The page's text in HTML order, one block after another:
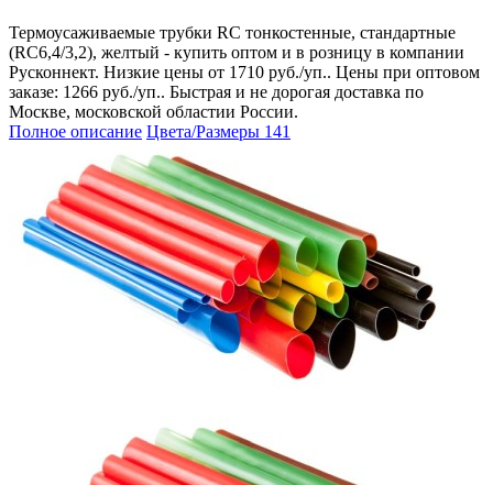
Термоусаживаемые трубки RC тонкостенные, стандартные
(RC6,4/3,2), желтый - купить оптом и в розницу в компании
Русконнект. Низкие цены от 1710 руб./уп.. Цены при оптовом
заказе: 1266 руб./уп.. Быстрая и не дорогая доставка по
Москве, московской областии России.
Полное описание Цвета/Размеры 141